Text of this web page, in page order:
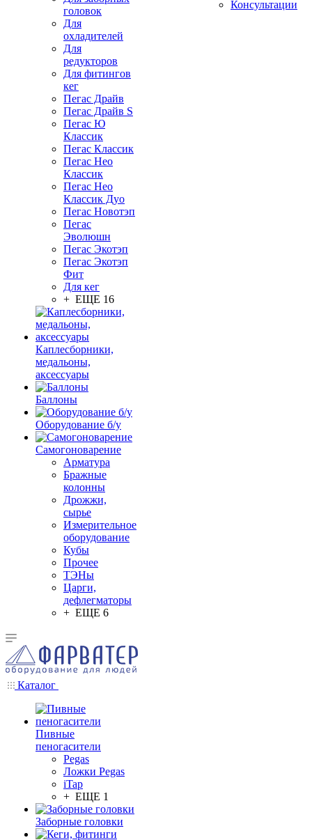
головок
Для
охладителей
Для
редукторов
Для фитингов
кег
Пегас Драйв
Пегас Драйв S
Пегас Ю
Классик
Пегас Классик
Пегас Нео
Классик
Пегас Нео
Классик Дуо
Пегас Новотэп
Пегас
Эволюшн
Пегас Экотэп
Пегас Экотэп
Фит
Для кег
+ ЕЩЕ 16
Каплесборники,
медальоны,
аксессуары
Баллоны
Оборудование б/у
Самогоноварение
Арматура
Бражные
колонны
Дрожжи,
сырье
Измерительное
оборудование
Кубы
Прочее
ТЭНы
Царги,
дефлегматоры
+ ЕЩЕ 6
Консультации
Каталог
Пивные
пеногасители
Pegas
Ложки Pegas
iTap
+ ЕЩЕ 1
Заборные головки